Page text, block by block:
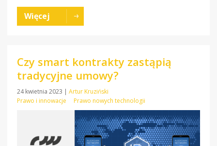
Więcej
Czy smart kontrakty zastąpią
tradycyjne umowy?
24 kwietnia 2023 | Artur Kruziński
Prawo i innowacje
Prawo nowych technologii